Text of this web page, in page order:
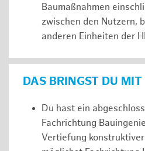
Baumaßnahmen
zwischen den Nutzern,
anderen Einheiten der
DAS BRINGST DU MIT
Du hast ein
Fachrichtung
Vertiefung